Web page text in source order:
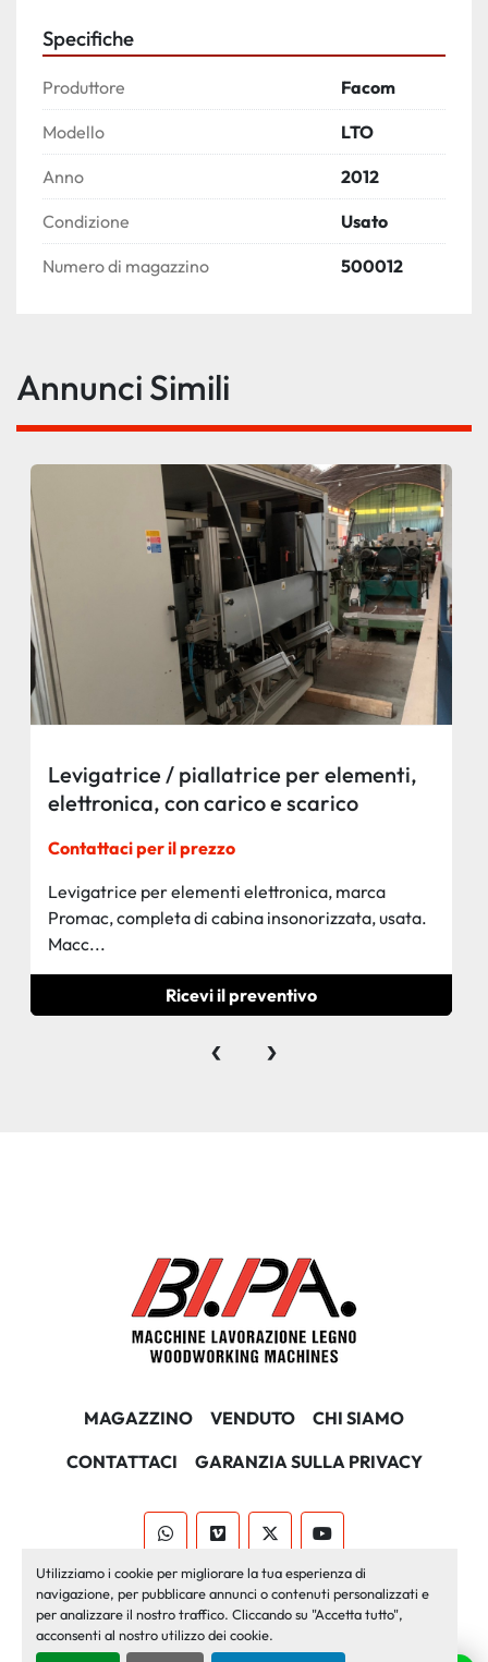
Utilizziamo i cookie per migliorare la tua esperienza di
navigazione, per pubblicare annunci o contenuti personalizzati e
per analizzare il nostro traffico. Cliccando su "Accetta tutto",
acconsenti al nostro utilizzo dei cookie.
Specifiche
Produttore Facom
Modello LTO
Anno 2012
Condizione Usato
Numero di magazzino 500012
Annunci Simili
Levigatrice / piallatrice per elementi,
elettronica, con carico e scarico
Contattaci per il prezzo
Levigatrice per elementi elettronica, marca
Promac, completa di cabina insonorizzata, usata.
Macc...
Ricevi il preventivo
‹ ›
MAGAZZINO VENDUTO
CHI SIAMO
CONTATTACI
GARANZIA SULLA PRIVACY
whatsappvimeo twitteryoutube
Machinio Systemsito web diMachinio
Personalizza le preferenze sui Cookies